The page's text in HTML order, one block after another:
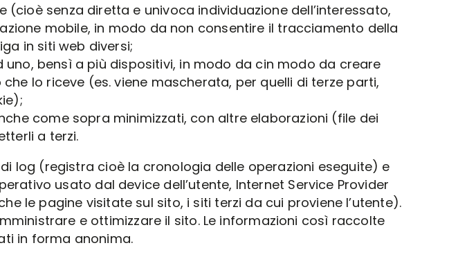
senza diretta e univoca individuazione dell’interessato,
mobile, in modo da non consentire il tracciamento della
in siti web diversi;
bensì a più dispositivi, in modo da cin modo da creare
lo riceve (es. viene mascherata, per quelli di terze parti,
come sopra minimizzati, con altre elaborazioni (file dei
a terzi.
log (registra cioè la cronologia delle operazioni eseguite) e
usato dal device dell’utente, Internet Service Provider
le pagine visitate sul sito, i siti terzi da cui proviene l’utente).
e ottimizzare il sito. Le informazioni così raccolte
in forma anonima.